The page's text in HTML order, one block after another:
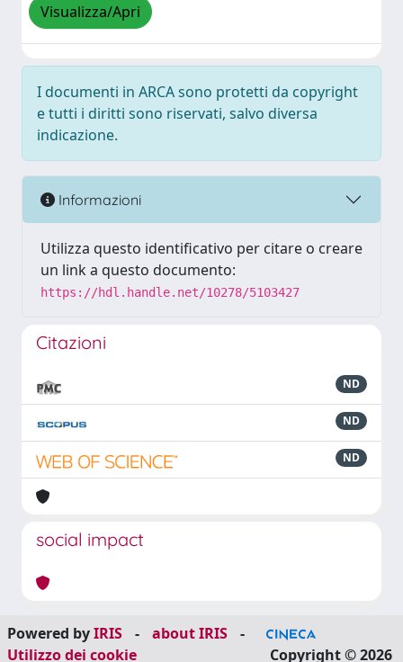
Visualizza/Apri
I documenti in ARCA sono protetti da copyright
e tutti i diritti sono riservati, salvo diversa
indicazione.
Informazioni
Utilizza questo identificativo per citare o creare
un link a questo documento:
https://hdl.handle.net/10278/5103427
Citazioni
ND
ND
ND
social impact
Powered byIRIS - about IRIS
-
Utilizzo dei cookie
Copyright © 2026